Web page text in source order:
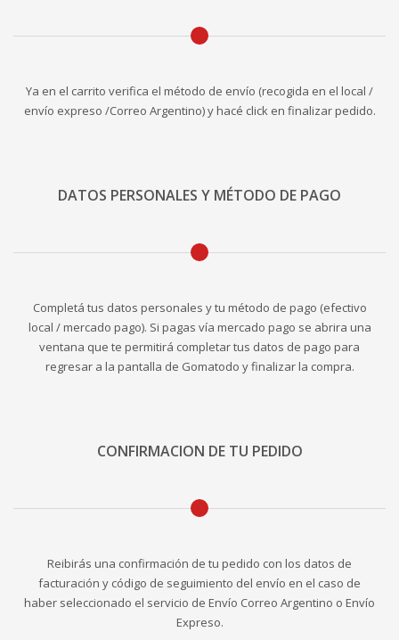
Ya en el carrito verifica el método de envío (recogida en el local /
envío expreso /Correo Argentino) y hacé click en finalizar pedido.
DATOS PERSONALES Y MÉTODO DE PAGO
Completá tus datos personales y tu método de pago (efectivo
local / mercado pago). Si pagas vía mercado pago se abrira una
ventana que te permitirá completar tus datos de pago para
regresar a la pantalla de Gomatodo y finalizar la compra.
CONFIRMACION DE TU PEDIDO
Reibirás una confirmación de tu pedido con los datos de
facturación y código de seguimiento del envío en el caso de
haber seleccionado el servicio de Envío Correo Argentino o Envío
Expreso.